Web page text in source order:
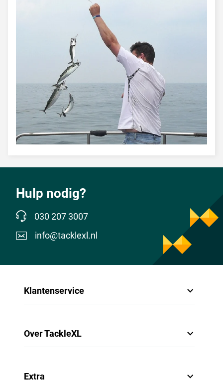
Hulp nodig?
030 207 3007
info@tacklexl.nl
Klantenservice
Over TackleXL
Extra